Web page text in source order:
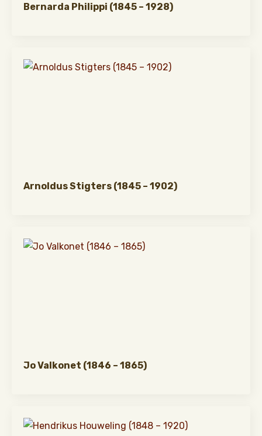
Bernarda Philippi (1845 – 1928)
Arnoldus Stigters (1845 – 1902)
Jo Valkonet (1846 – 1865)